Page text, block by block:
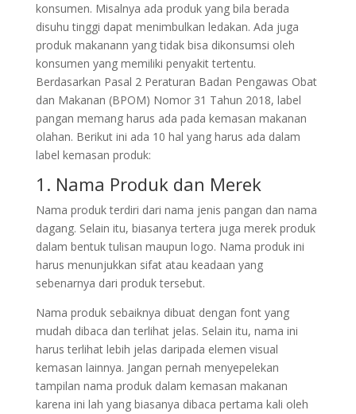
konsumen. Misalnya ada produk yang bila berada
disuhu tinggi dapat menimbulkan ledakan. Ada juga
produk makanann yang tidak bisa dikonsumsi oleh
konsumen yang memiliki penyakit tertentu.
Berdasarkan Pasal 2 Peraturan Badan Pengawas Obat
dan Makanan (BPOM) Nomor 31 Tahun 2018, label
pangan memang harus ada pada kemasan makanan
olahan. Berikut ini ada 10 hal yang harus ada dalam
label kemasan produk:
1. Nama Produk dan Merek
Nama produk terdiri dari nama jenis pangan dan nama
dagang. Selain itu, biasanya tertera juga merek produk
dalam bentuk tulisan maupun logo. Nama produk ini
harus menunjukkan sifat atau keadaan yang
sebenarnya dari produk tersebut.
Nama produk sebaiknya dibuat dengan font yang
mudah dibaca dan terlihat jelas. Selain itu, nama ini
harus terlihat lebih jelas daripada elemen visual
kemasan lainnya. Jangan pernah menyepelekan
tampilan nama produk dalam kemasan makanan
karena ini lah yang biasanya dibaca pertama kali oleh